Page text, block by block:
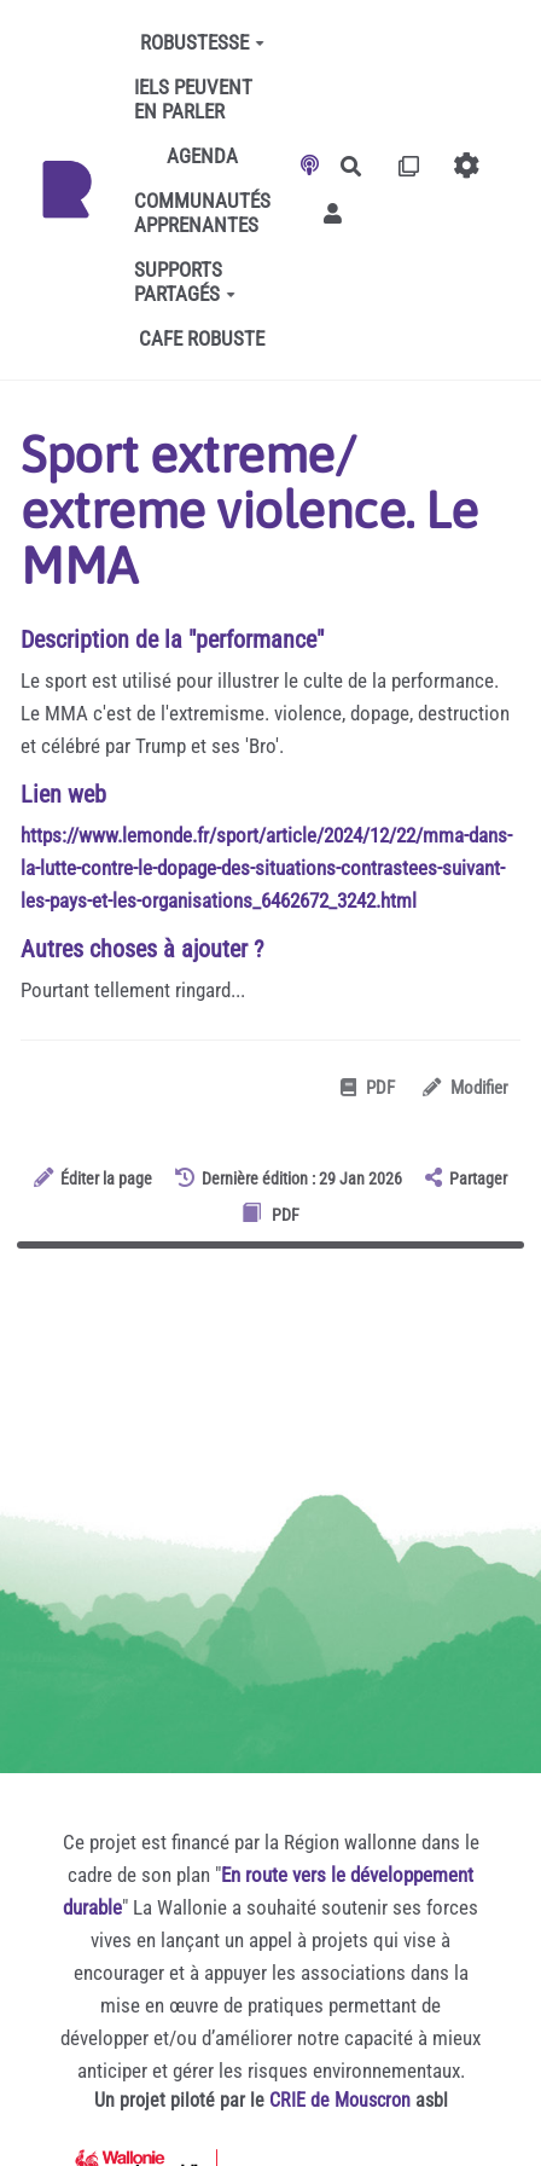
Aller au contenu principal
ROBUSTESSE
IELS PEUVENT
EN PARLER
AGENDA
COMMUNAUTÉS
APPRENANTES
SUPPORTS
PARTAGÉS
CAFE ROBUSTE
Rechercher
Sport extreme/
extreme violence. Le
MMA
Description de la "performance"
Le sport est utilisé pour illustrer le culte de la performance.
Le MMA c'est de l'extremisme. violence, dopage, destruction
et célébré par Trump et ses 'Bro'.
Lien web
https://www.lemonde.fr/sport/article/2024/12/22/mma-dans-
la-lutte-contre-le-dopage-des-situations-contrastees-suivant-
les-pays-et-les-organisations_6462672_3242.html
Autres choses à ajouter ?
Pourtant tellement ringard...
PDF Modifier
Éditer la page Dernière édition : 29 Jan 2026
Partager
PDF
Ce projet est financé par la Région wallonne dans le
cadre de son plan "En route vers le développement
durable" La Wallonie a souhaité soutenir ses forces
vives en lançant un appel à projets qui vise à
encourager et à appuyer les associations dans la
mise en œuvre de pratiques permettant de
développer et/ou d’améliorer notre capacité à mieux
anticiper et gérer les risques environnementaux.
Un projet piloté par le CRIE de Mouscronasbl